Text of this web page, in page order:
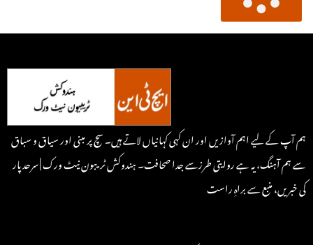
ہم آپ کے لیے اہم آوازیں اور ان کہی کہانیاں لاتے ہیں۔ سچ پر مبنی اور سیاق و سباق
سے ہم آہنگ، یہ ہے روایتی طرزسے جدا صحافت۔ ہندوکش ٹریبون نیٹ ورک | سرحد پار
کی خبریں، منبع سے براہِ راست